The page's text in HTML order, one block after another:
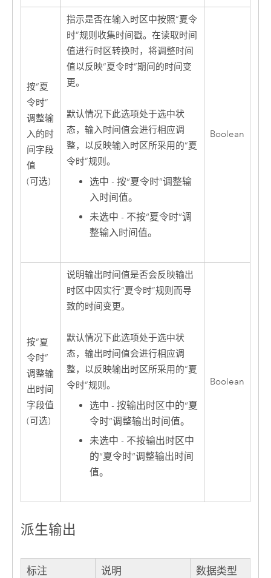
按“夏
令时”
调整输
入的时
间字段
值
(可选)
指示是否在输入时区中按照“夏令
时”规则收集时间戳。在读取时间
值进行时区转换时，将调整时间
值以反映“夏令时”期间的时间变
更。
默认情况下此选项处于选中状
态，输入时间值会进行相应调
整，以反映输入时区所采用的“夏
令时”规则。
选中 - 按“夏令时”调整输
入时间值。
未选中 - 不按“夏令时”调
整输入时间值。
Boolean
按“夏
令时”
调整输
出时间
字段值
(可选)
说明输出时间值是否会反映输出
时区中因实行“夏令时”规则而导
致的时间变更。
默认情况下此选项处于选中状
态，输出时间值会进行相应调
整，以反映输出时区所采用的“夏
令时”规则。
选中 - 按输出时区中的“夏
令时”调整输出时间值。
未选中 - 不按输出时区中
的“夏令时”调整输出时间
值。
Boolean
派生输出
标注 说明 数据类型